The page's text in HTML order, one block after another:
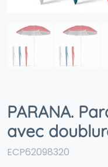
PARANA.
avec
ECP62098320